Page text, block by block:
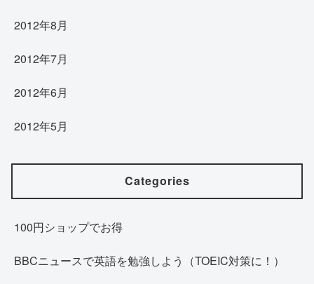
2012年8月
2012年7月
2012年6月
2012年5月
Categories
100円ショップでお得
BBCニュースで英語を勉強しよう（TOEIC対策に！）